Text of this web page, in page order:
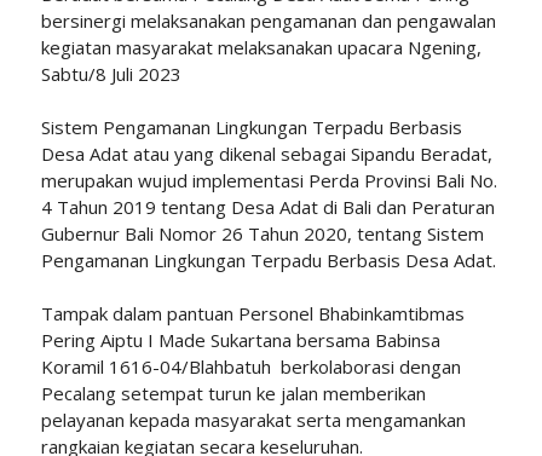
bersinergi melaksanakan pengamanan dan pengawalan
kegiatan masyarakat melaksanakan upacara Ngening,
Sabtu/8 Juli 2023
Sistem Pengamanan Lingkungan Terpadu Berbasis
Desa Adat atau yang dikenal sebagai Sipandu Beradat,
merupakan wujud implementasi Perda Provinsi Bali No.
4 Tahun 2019 tentang Desa Adat di Bali dan Peraturan
Gubernur Bali Nomor 26 Tahun 2020, tentang Sistem
Pengamanan Lingkungan Terpadu Berbasis Desa Adat.
Tampak dalam pantuan Personel Bhabinkamtibmas
Pering Aiptu I Made Sukartana bersama Babinsa
Koramil 1616-04/Blahbatuh berkolaborasi dengan
Pecalang setempat turun ke jalan memberikan
pelayanan kepada masyarakat serta mengamankan
rangkaian kegiatan secara keseluruhan.